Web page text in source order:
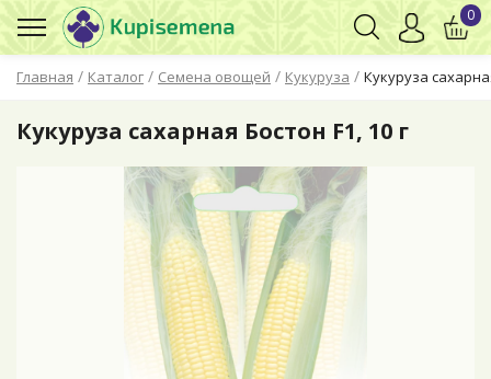
Главная / Каталог / Семена овощей / Кукуруза / Кукуруза
0
Кукуруза сахарная Бостон F1, 10 г